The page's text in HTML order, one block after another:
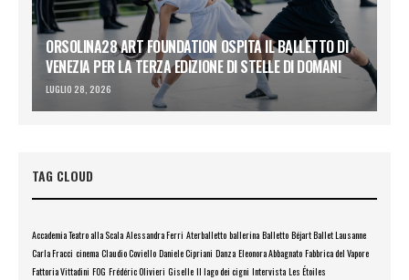
ORSOLINA28 ART FOUNDATION OSPITA IL BALLETTO DI
VENEZIA PER LA TERZA EDIZIONE DI STELLE DI DOMANI
LUGLIO 28, 2026
TAG CLOUD
Accademia Teatro alla Scala Alessandra Ferri Aterballetto ballerina Balletto Béjart Ballet Lausanne
Carla Fracci cinema Claudio Coviello Daniele Cipriani Danza Eleonora Abbagnato Fabbrica del Vapore
Fattoria Vittadini FOG Frédéric Olivieri Giselle Il lago dei cigni Intervista Les Étoiles